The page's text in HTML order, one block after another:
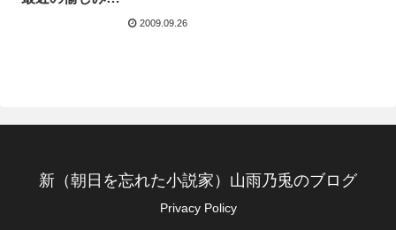
2009.09.26
新（朝日を忘れた小説家）山雨乃兎のブログ
Privacy Policy